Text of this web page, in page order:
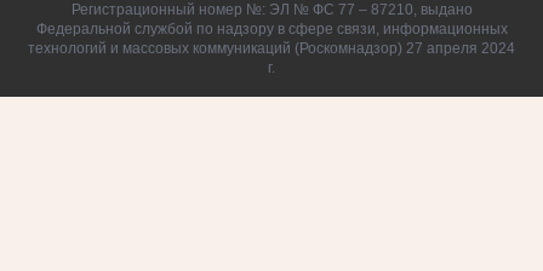
Регистрационный номер №: ЭЛ № ФС 77 – 87210, выдано
Федеральной службой по надзору в сфере связи, информационных
технологий и массовых коммуникаций (Роскомнадзор) 27 апреля 2024
г.